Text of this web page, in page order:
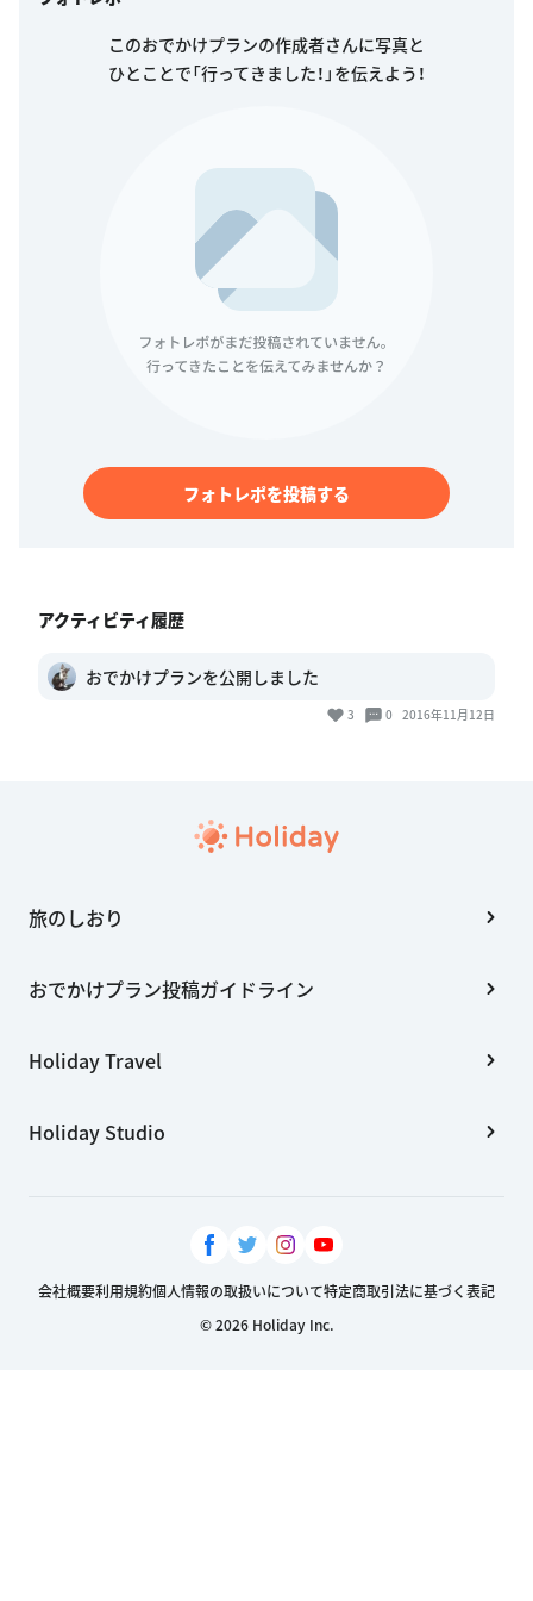
このおでかけプランの作成者さんに写真と
ひとことで「行ってきました！」を伝えよう！
フォトレポを投稿する
アクティビティ履歴
おでかけプランを公開しました
3 0 2016年11月12日
旅のしおり
おでかけプラン投稿ガイドライン
Holiday Travel
Holiday Studio
会社概要利用規約個人情報の取扱いについて特定商取引法に基づく表記
© 2026 Holiday Inc.